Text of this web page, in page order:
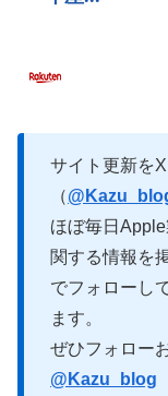
サイト更新を
（
ほぼ毎日
関する情報を
でフォローし
ます。
ぜひフォロー
@Kazu_blog